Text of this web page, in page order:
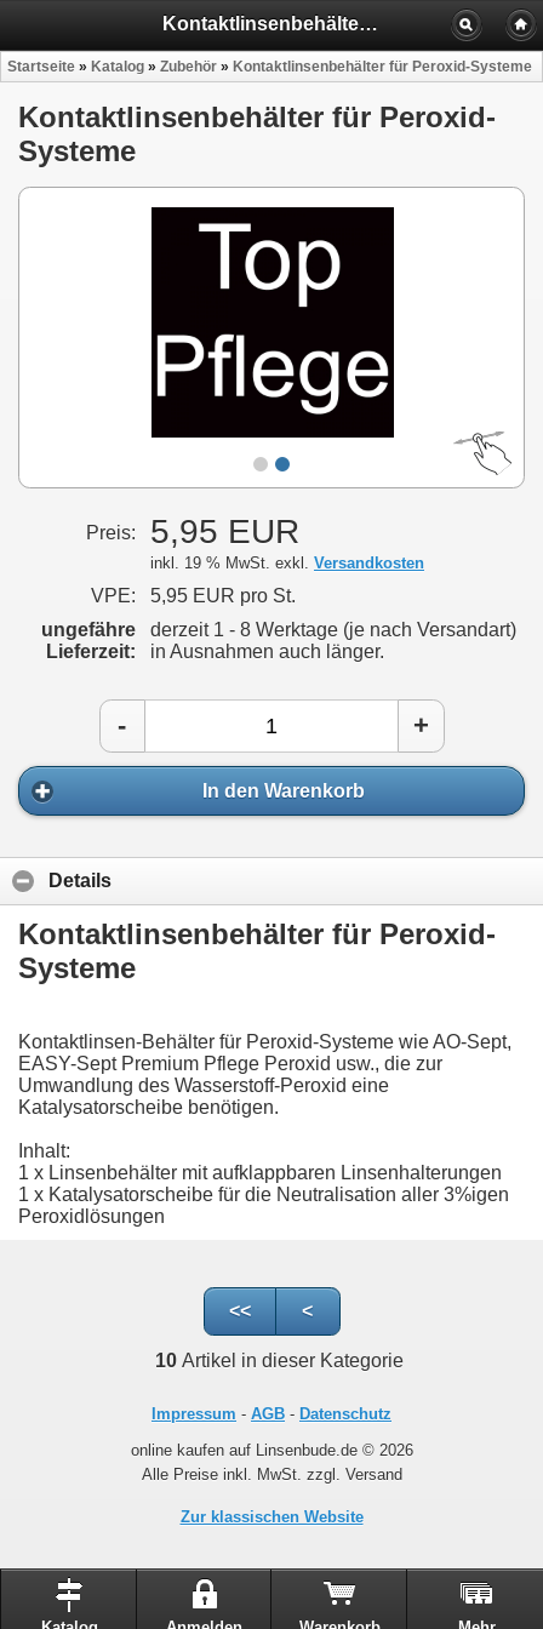
Kontaktlinsenbehälter für Peroxid-Systeme
Startseite » Katalog » Zubehör » Kontaktlinsenbehälter für Peroxid-Systeme
Kontaktlinsenbehälter für Peroxid-
Systeme
Preis: 5,95 EUR
inkl. 19 % MwSt. exkl. Versandkosten
VPE:
5,95 EUR pro St.
ungefähre
Lieferzeit:
derzeit 1 - 8 Werktage (je nach Versandart)
in Ausnahmen auch länger.
- +
In den Warenkorb
Details
Kontaktlinsenbehälter für Peroxid-
Systeme
Kontaktlinsen-Behälter für Peroxid-Systeme wie AO-Sept,
EASY-Sept Premium Pflege Peroxid usw., die zur
Umwandlung des Wasserstoff-Peroxid eine
Katalysatorscheibe benötigen.
Inhalt:
1 x Linsenbehälter mit aufklappbaren Linsenhalterungen
1 x Katalysatorscheibe für die Neutralisation aller 3%igen
Peroxidlösungen
<< <
10Artikel in dieser Kategorie
Impressum - AGB - Datenschutz
online kaufen auf Linsenbude.de © 2026
Alle Preise inkl. MwSt. zzgl. Versand
Zur klassischen Website